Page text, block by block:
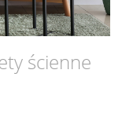
ścienne